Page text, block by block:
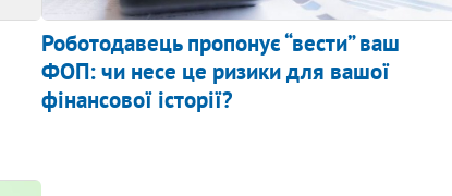
Роботодавець пропонує “вести” ваш
ФОП: чи несе це ризики для вашої
фінансової історії?